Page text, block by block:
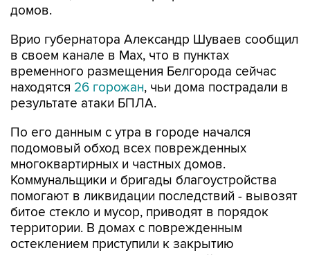
домов.
Врио губернатора Александр Шуваев сообщил
в своем канале в Мах, что в пунктах
временного размещения Белгорода сейчас
находятся 26 горожан, чьи дома пострадали в
результате атаки БПЛА.
По его данным с утра в городе начался
подомовый обход всех поврежденных
многоквартирных и частных домов.
Коммунальщики и бригады благоустройства
помогают в ликвидации последствий - вывозят
битое стекло и мусор, приводят в порядок
территории. В домах с поврежденным
остеклением приступили к закрытию